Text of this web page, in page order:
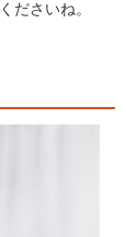
ださいね。